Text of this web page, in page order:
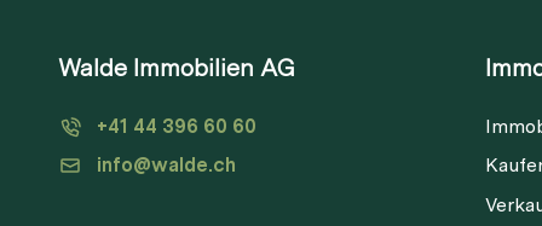
Walde Immobilien AG
+41 44 396 60 60
info@walde.ch